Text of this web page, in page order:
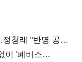
청래 "반명 공세
이 '폐버스